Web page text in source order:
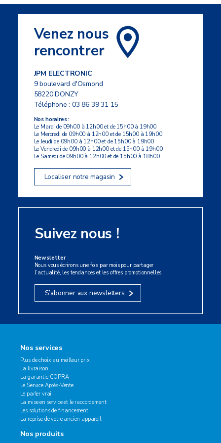
Venez nous
rencontrer
JPM ELECTRONIC
9 boulevard d'Osmond
58220 DONZY
Téléphone :03 86 39 31 15
Nos horaires :
Le Mardi de 09h00 à 12h00 et de 15h00 à 19h00
Le Mercredi de 09h00 à 12h00 et de 15h00 à 19h00
Le Jeudi de 09h00 à 12h00 et de 15h00 à 19h00
Le Vendredi de 09h00 à 12h00 et de 15h00 à 19h00
Le Samedi de 09h00 à 12h00 et de 15h00 à 18h00
Localiser notre magasin
Suivez nous !
Newsletter
Nous vous écrirons une fois par mois pour partager
l’actualité, les tendances et les offres promotionnelles.
S’abonner aux newsletters
Nos services
Plus de choix au meilleur prix
La livraison
La garantie COPRA
Le Service Après-Vente
Le parler vrai
La mise en service et le raccordement
Les solutions de financement
La reprise de votre ancien appareil
Nos produits